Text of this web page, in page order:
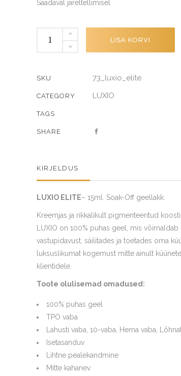
Saadaval järeltellimisel
LISA KORVI
SKU 73_luxio_elite
CATEGORY LUXIO
TAGS
SHARE
KIRJELDUS
LUXIO ELITE– 15ml. Soak-Off geellakk.
Kreemjas ja rikkalikult pigmenteeritud
LUXIO on 100% puhas geel, mis
vastupidavust, säilitades ja toetades oma
luksuslikumat kogemust mitte ainult
klientidele.
Toote olulisemad omadused:
100% puhas geel
TPO vaba
Lahusti vaba, 10-vaba, Hema vaba,
Isetasanduv
Lihtne pealekandmine
Mitte kahanev